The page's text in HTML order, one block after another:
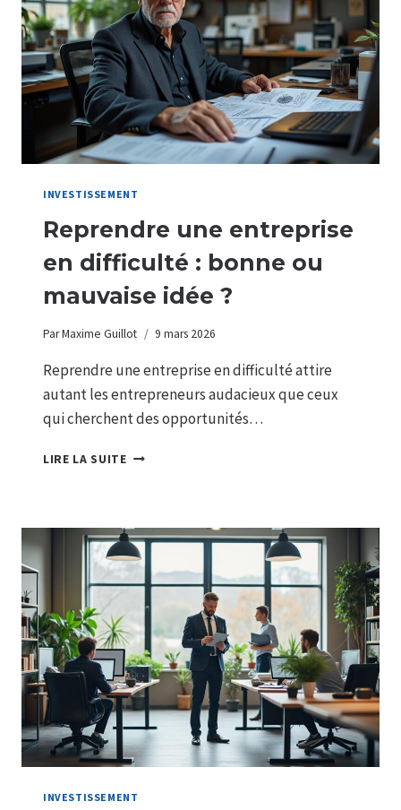
OPTIMISER
VOTRE
RATIO
D’ENDETTEMENT
INVESTISSEMENT
Reprendre une entreprise
en difficulté : bonne ou
mauvaise idée ?
ParMaxime Guillot 9 mars 2026
Reprendre une entreprise en difficulté attire
autant les entrepreneurs audacieux que ceux
qui cherchent des opportunités…
LIRE LA SUITEREPRENDRE
DIFFICULTÉ
:
BONNE
OU
MAUVAISE
IDÉE
?
INVESTISSEMENT